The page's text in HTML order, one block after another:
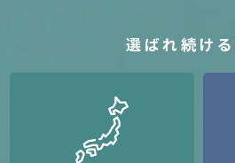
選ばれ続け